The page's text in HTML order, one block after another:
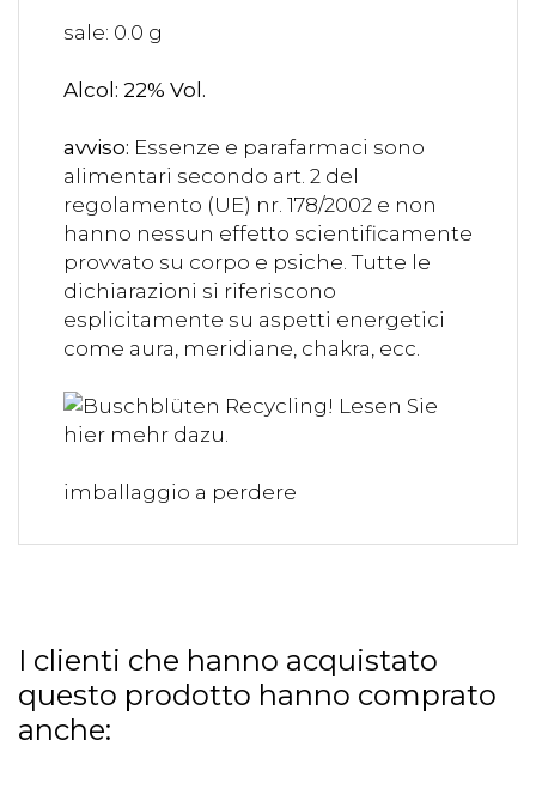
sale: 0.0 g
Alcol: 22% Vol.
avviso: Essenze e parafarmaci sono
alimentari secondo art. 2 del
regolamento (UE) nr. 178/2002 e non
hanno nessun effetto scientificamente
provvato su corpo e psiche. Tutte le
dichiarazioni si riferiscono
esplicitamente su aspetti energetici
come aura, meridiane, chakra, ecc.
imballaggio a perdere
I clienti che hanno acquistato
questo prodotto hanno comprato
anche: